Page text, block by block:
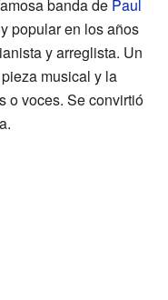
banda de Paul
popular en los años
y arreglista. Un
musical y la
o voces. Se convirtió